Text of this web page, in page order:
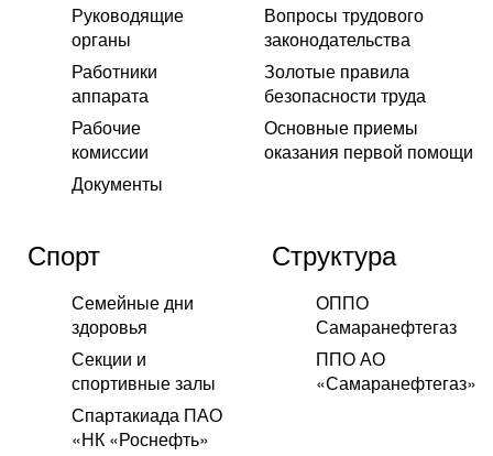
Руководящие
органы
Работники
аппарата
Рабочие
комиссии
Документы
Вопросы трудового
законодательства
Золотые правила
безопасности труда
Основные приемы
оказания первой помощи
Спорт
Семейные дни
здоровья
Секции и
спортивные залы
Спартакиада ПАО
«НК «Роснефть»
Структура
ОППО
Самаранефтегаз
ППО АО
«Самаранефтегаз»